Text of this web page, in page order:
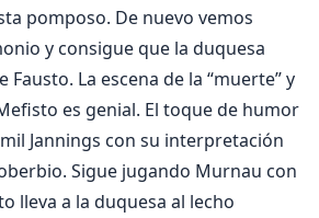
pomposo. De nuevo vemos
y consigue que la duquesa
La escena de la “muerte” y
es genial. El toque de humor
Jannings con su interpretación
Sigue jugando Murnau con
lleva a la duquesa al lecho